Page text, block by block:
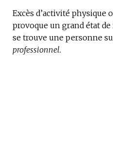
Excès d’activité physique
provoque un grand état
se trouve une personne
professionnel.